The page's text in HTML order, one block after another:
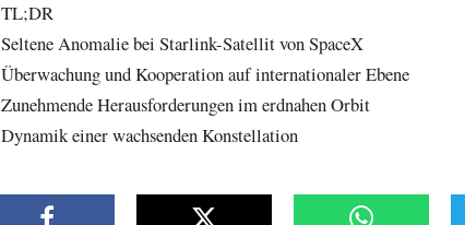
TL;DR
Seltene Anomalie bei Starlink-Satellit von SpaceX
Überwachung und Kooperation auf internationaler Ebene
Zunehmende Herausforderungen im erdnahen Orbit
Dynamik einer wachsenden Konstellation